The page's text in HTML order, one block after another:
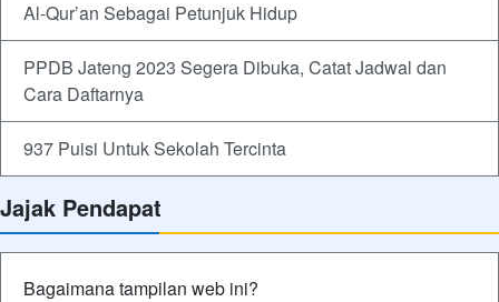
Al-Qur’an Sebagai Petunjuk Hidup
PPDB Jateng 2023 Segera Dibuka, Catat Jadwal dan
Cara Daftarnya
937 Puisi Untuk Sekolah Tercinta
Jajak Pendapat
Bagaimana tampilan web ini?